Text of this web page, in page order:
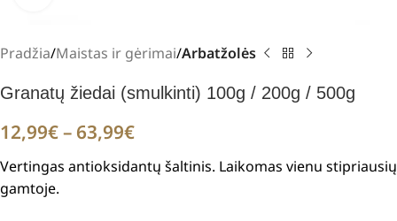
Pradžia Maistas ir gėrimai Arbatžolės
Granatų žiedai (smulkinti) 100g / 200g / 500g
12,99€– 63,99€
Vertingas antioksidantų šaltinis. Laikomas vienu stipriausių
gamtoje.